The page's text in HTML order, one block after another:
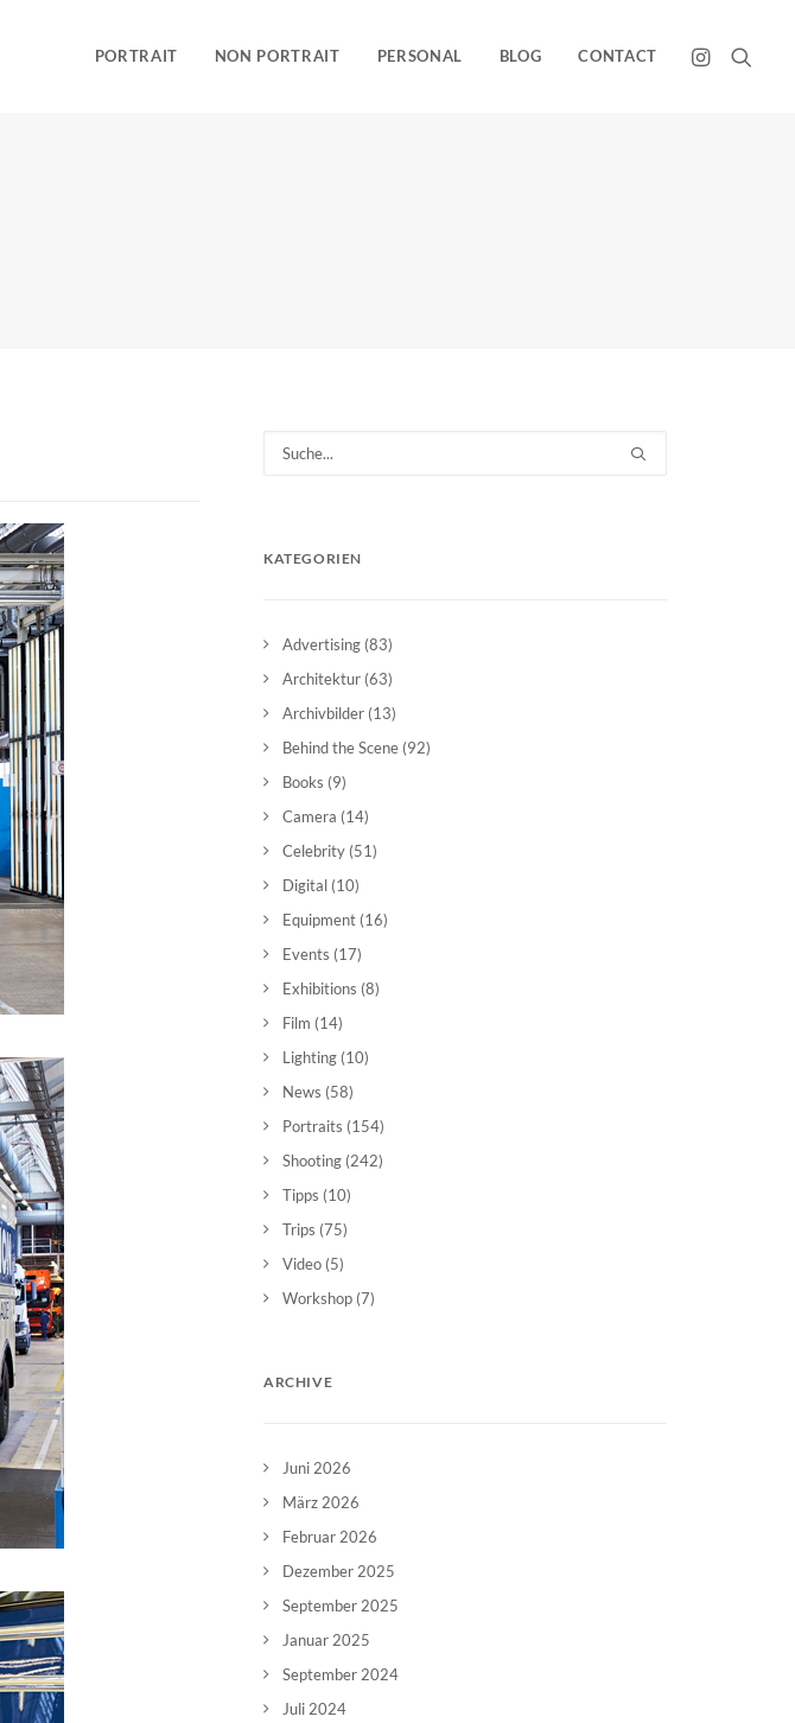
PORTRAIT NON PORTRAIT PERSONAL BLOG CONTACT
KATEGORIEN
Advertising (83)
Architektur (63)
Archivbilder (13)
Behind the Scene (92)
Books (9)
Camera (14)
Celebrity (51)
Digital (10)
Equipment (16)
Events (17)
Exhibitions (8)
Film (14)
Lighting (10)
News (58)
Portraits (154)
Shooting (242)
Tipps (10)
Trips (75)
Video (5)
Workshop (7)
ARCHIVE
Juni 2026
März 2026
Februar 2026
Dezember 2025
September 2025
Januar 2025
September 2024
Juli 2024